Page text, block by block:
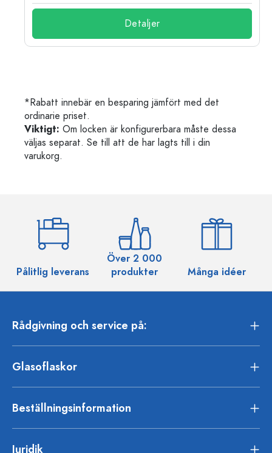
Detaljer
*Rabatt innebär en besparing jämfört med det
ordinarie priset.
Viktigt: Om locken är konfigurerbara måste dessa
väljas separat. Se till att de har lagts till i din
varukorg.
Pålitlig leverans
Över 2 000
produkter
Många idéer
Rådgivning och service på:
Glasoflaskor
Beställningsinformation
Juridik